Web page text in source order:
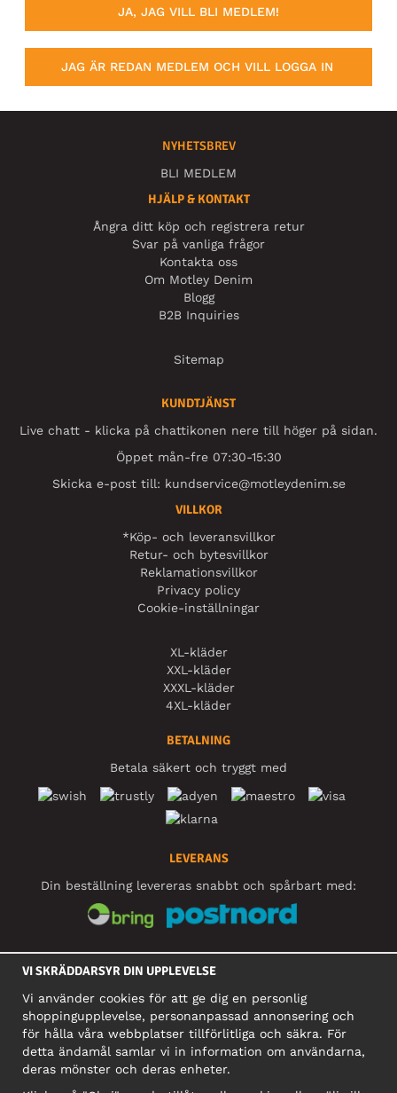
JA, JAG VILL BLI MEDLEM!
JAG ÄR REDAN MEDLEM OCH VILL LOGGA IN
NYHETSBREV
BLI MEDLEM
HJÄLP & KONTAKT
Ångra ditt köp och registrera retur
Svar på vanliga frågor
Kontakta oss
Om Motley Denim
Blogg
B2B Inquiries
Sitemap
KUNDTJÄNST
Live chatt - klicka på chattikonen nere till höger på sidan.
Öppet mån-fre 07:30-15:30
Skicka e-post till: kundservice@motleydenim.se
VILLKOR
*Köp- och leveransvillkor
Retur- och bytesvillkor
Reklamationsvillkor
Privacy policy
Cookie-inställningar
XL-kläder
XXL-kläder
XXXL-kläder
4XL-kläder
BETALNING
Betala säkert och tryggt med
LEVERANS
Din beställning levereras snabbt och spårbart med:
SOCIALA MEDIER
FÖRETAG
Motley Denim Europe OÜ
Narva mnt 5, EE-10117 Tallinn
VI SKRÄDDARSYR DIN UPPLEVELSE
Vi använder cookies för att ge dig en personlig
shoppingupplevelse, personanpassad annonsering och
för hålla våra webbplatser tillförlitliga och säkra. För
detta ändamål samlar vi in information om användarna,
deras mönster och deras enheter.